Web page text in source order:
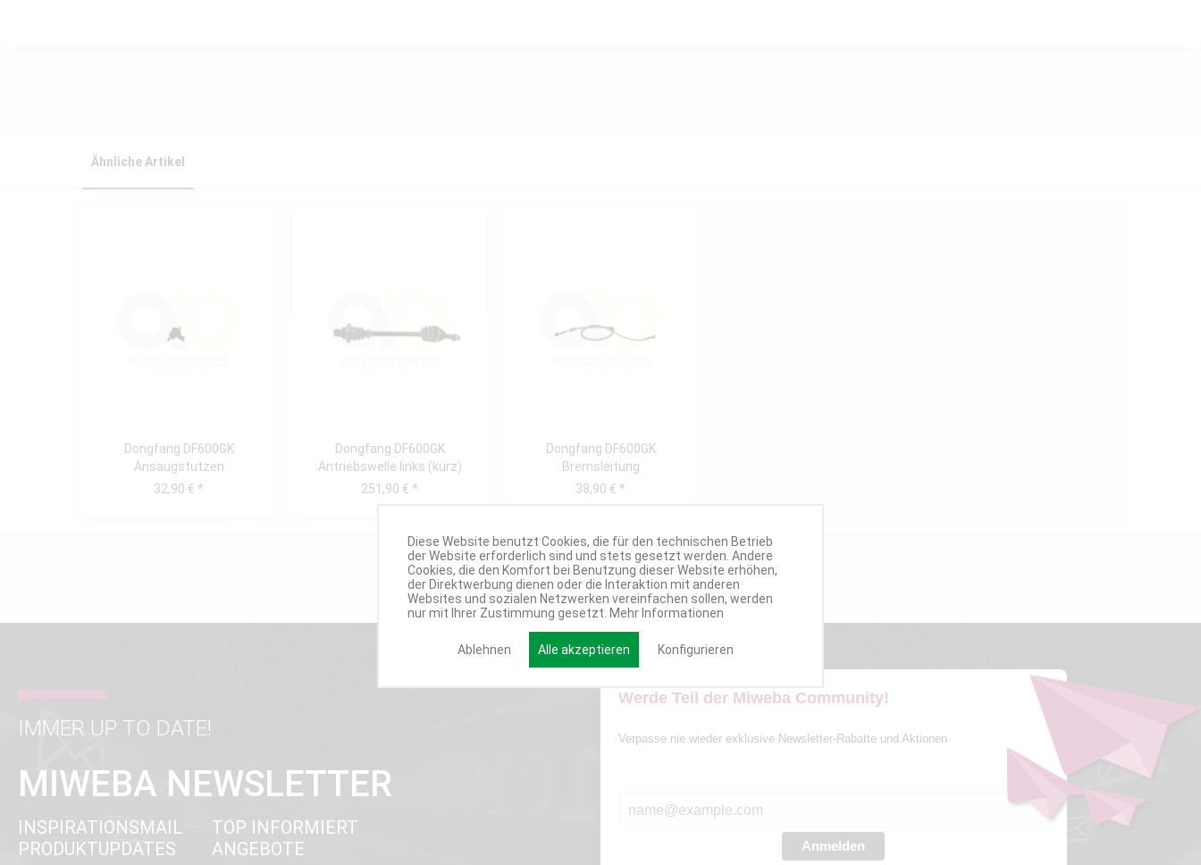
Ähnliche Artikel
Dongfang DF600GK
Ansaugstutzen
32,90 € *
Dongfang DF600GK
Antriebswelle links (kurz)
(DF500GK)
251,90 € *
Dongfang DF600GK
Bremsleitung
Hauptbremszylinder -
38,90 € *
IMMER UP TO DATE!
MIWEBA NEWSLETTER
INSPIRATIONSMAIL
PRODUKTUPDATES
TOP INFORMIERT
ANGEBOTE
Werde Teil der Miweba Community!
Verpasse nie wieder exklusive Newsletter-Rabatte und Aktionen
Anmelden
Diese Website benutzt Cookies, die für den technischen Betrieb
der Website erforderlich sind und stets gesetzt werden. Andere
Cookies, die den Komfort bei Benutzung dieser Website erhöhen,
der Direktwerbung dienen oder die Interaktion mit anderen
Websites und sozialen Netzwerken vereinfachen sollen, werden
nur mit Ihrer Zustimmung gesetzt. Mehr Informationen
Ablehnen Alle akzeptieren Konfigurieren